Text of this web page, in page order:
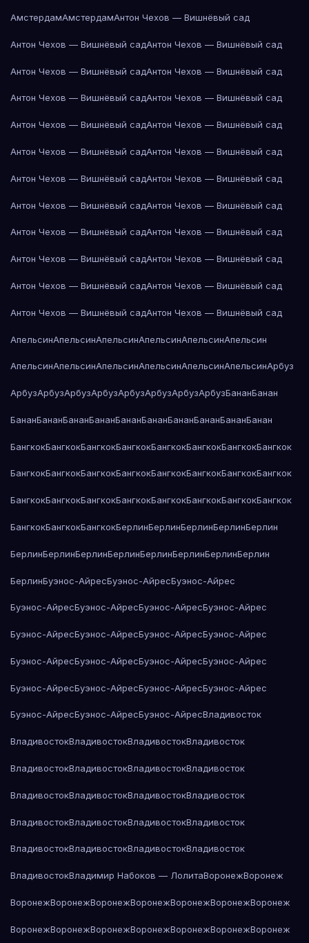
АмстердамАмстердамАнтон Чехов — Вишнёвый сад
Антон Чехов — Вишнёвый садАнтон Чехов — Вишнёвый сад
Антон Чехов — Вишнёвый садАнтон Чехов — Вишнёвый сад
Антон Чехов — Вишнёвый садАнтон Чехов — Вишнёвый сад
Антон Чехов — Вишнёвый садАнтон Чехов — Вишнёвый сад
Антон Чехов — Вишнёвый садАнтон Чехов — Вишнёвый сад
Антон Чехов — Вишнёвый садАнтон Чехов — Вишнёвый сад
Антон Чехов — Вишнёвый садАнтон Чехов — Вишнёвый сад
Антон Чехов — Вишнёвый садАнтон Чехов — Вишнёвый сад
Антон Чехов — Вишнёвый садАнтон Чехов — Вишнёвый сад
Антон Чехов — Вишнёвый садАнтон Чехов — Вишнёвый сад
Антон Чехов — Вишнёвый садАнтон Чехов — Вишнёвый сад
АпельсинАпельсинАпельсинАпельсинАпельсинАпельсин
АпельсинАпельсинАпельсинАпельсинАпельсинАпельсинАрбуз
АрбузАрбузАрбузАрбузАрбузАрбузАрбузАрбузБананБанан
БананБананБананБананБананБананБананБананБананБанан
БангкокБангкокБангкокБангкокБангкокБангкокБангкокБангкок
БангкокБангкокБангкокБангкокБангкокБангкокБангкокБангкок
БангкокБангкокБангкокБангкокБангкокБангкокБангкокБангкок
БангкокБангкокБангкокБерлинБерлинБерлинБерлинБерлин
БерлинБерлинБерлинБерлинБерлинБерлинБерлинБерлин
БерлинБуэнос-АйресБуэнос-АйресБуэнос-Айрес
Буэнос-АйресБуэнос-АйресБуэнос-АйресБуэнос-Айрес
Буэнос-АйресБуэнос-АйресБуэнос-АйресБуэнос-Айрес
Буэнос-АйресБуэнос-АйресБуэнос-АйресБуэнос-Айрес
Буэнос-АйресБуэнос-АйресБуэнос-АйресБуэнос-Айрес
Буэнос-АйресБуэнос-АйресБуэнос-АйресВладивосток
ВладивостокВладивостокВладивостокВладивосток
ВладивостокВладивостокВладивостокВладивосток
ВладивостокВладивостокВладивостокВладивосток
ВладивостокВладивостокВладивостокВладивосток
ВладивостокВладивостокВладивостокВладивосток
ВладивостокВладимир Набоков — ЛолитаВоронежВоронеж
ВоронежВоронежВоронежВоронежВоронежВоронежВоронеж
ВоронежВоронежВоронежВоронежВоронежВоронежВоронеж